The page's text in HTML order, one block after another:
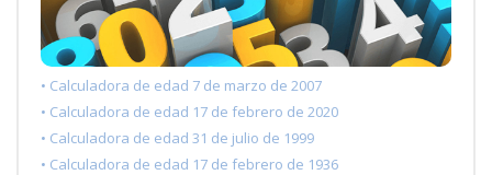
• Calculadora de edad 7 de marzo de 2007
• Calculadora de edad 17 de febrero de 2020
• Calculadora de edad 31 de julio de 1999
• Calculadora de edad 17 de febrero de 1936